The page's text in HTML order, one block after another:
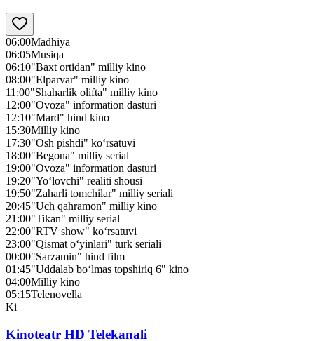
06:00Madhiya
06:05Musiqa
06:10"Baxt ortidan" milliy kino
08:00"Elparvar" milliy kino
11:00"Shaharlik olifta" milliy kino
12:00"Ovoza" information dasturi
12:10"Mard" hind kino
15:30Milliy kino
17:30"Osh pishdi" ko‘rsatuvi
18:00"Begona" milliy serial
19:00"Ovoza" information dasturi
19:20"Yo‘lovchi" realiti shousi
19:50"Zaharli tomchilar" milliy seriali
20:45"Uch qahramon" milliy kino
21:00"Tikan" milliy serial
22:00"RTV show" ko‘rsatuvi
23:00"Qismat o‘yinlari" turk seriali
00:00"Sarzamin" hind film
01:45"Uddalab bo‘lmas topshiriq 6" kino
04:00Milliy kino
05:15Telenovella
Ki
Kinoteatr HD Telekanali